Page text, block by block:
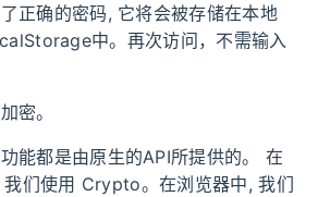
正确的密码, 它将会被存储在本地
中。再次访问，不需输入
密。
能都是由原生的API所提供的。 在
们使用 Crypto。在浏览器中, 我们